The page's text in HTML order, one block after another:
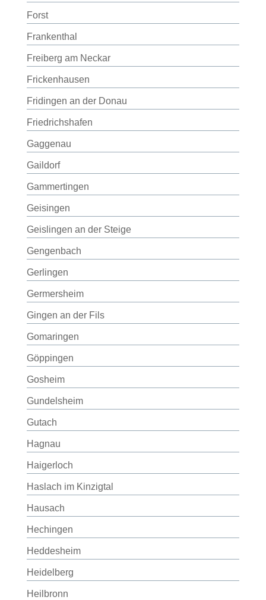
Forst
Frankenthal
Freiberg am Neckar
Frickenhausen
Fridingen an der Donau
Friedrichshafen
Gaggenau
Gaildorf
Gammertingen
Geisingen
Geislingen an der Steige
Gengenbach
Gerlingen
Germersheim
Gingen an der Fils
Gomaringen
Göppingen
Gosheim
Gundelsheim
Gutach
Hagnau
Haigerloch
Haslach im Kinzigtal
Hausach
Hechingen
Heddesheim
Heidelberg
Heilbronn